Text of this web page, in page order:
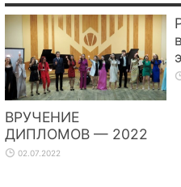
ВРУЧЕНИЕ
ДИПЛОМОВ — 2022
02.07.2022